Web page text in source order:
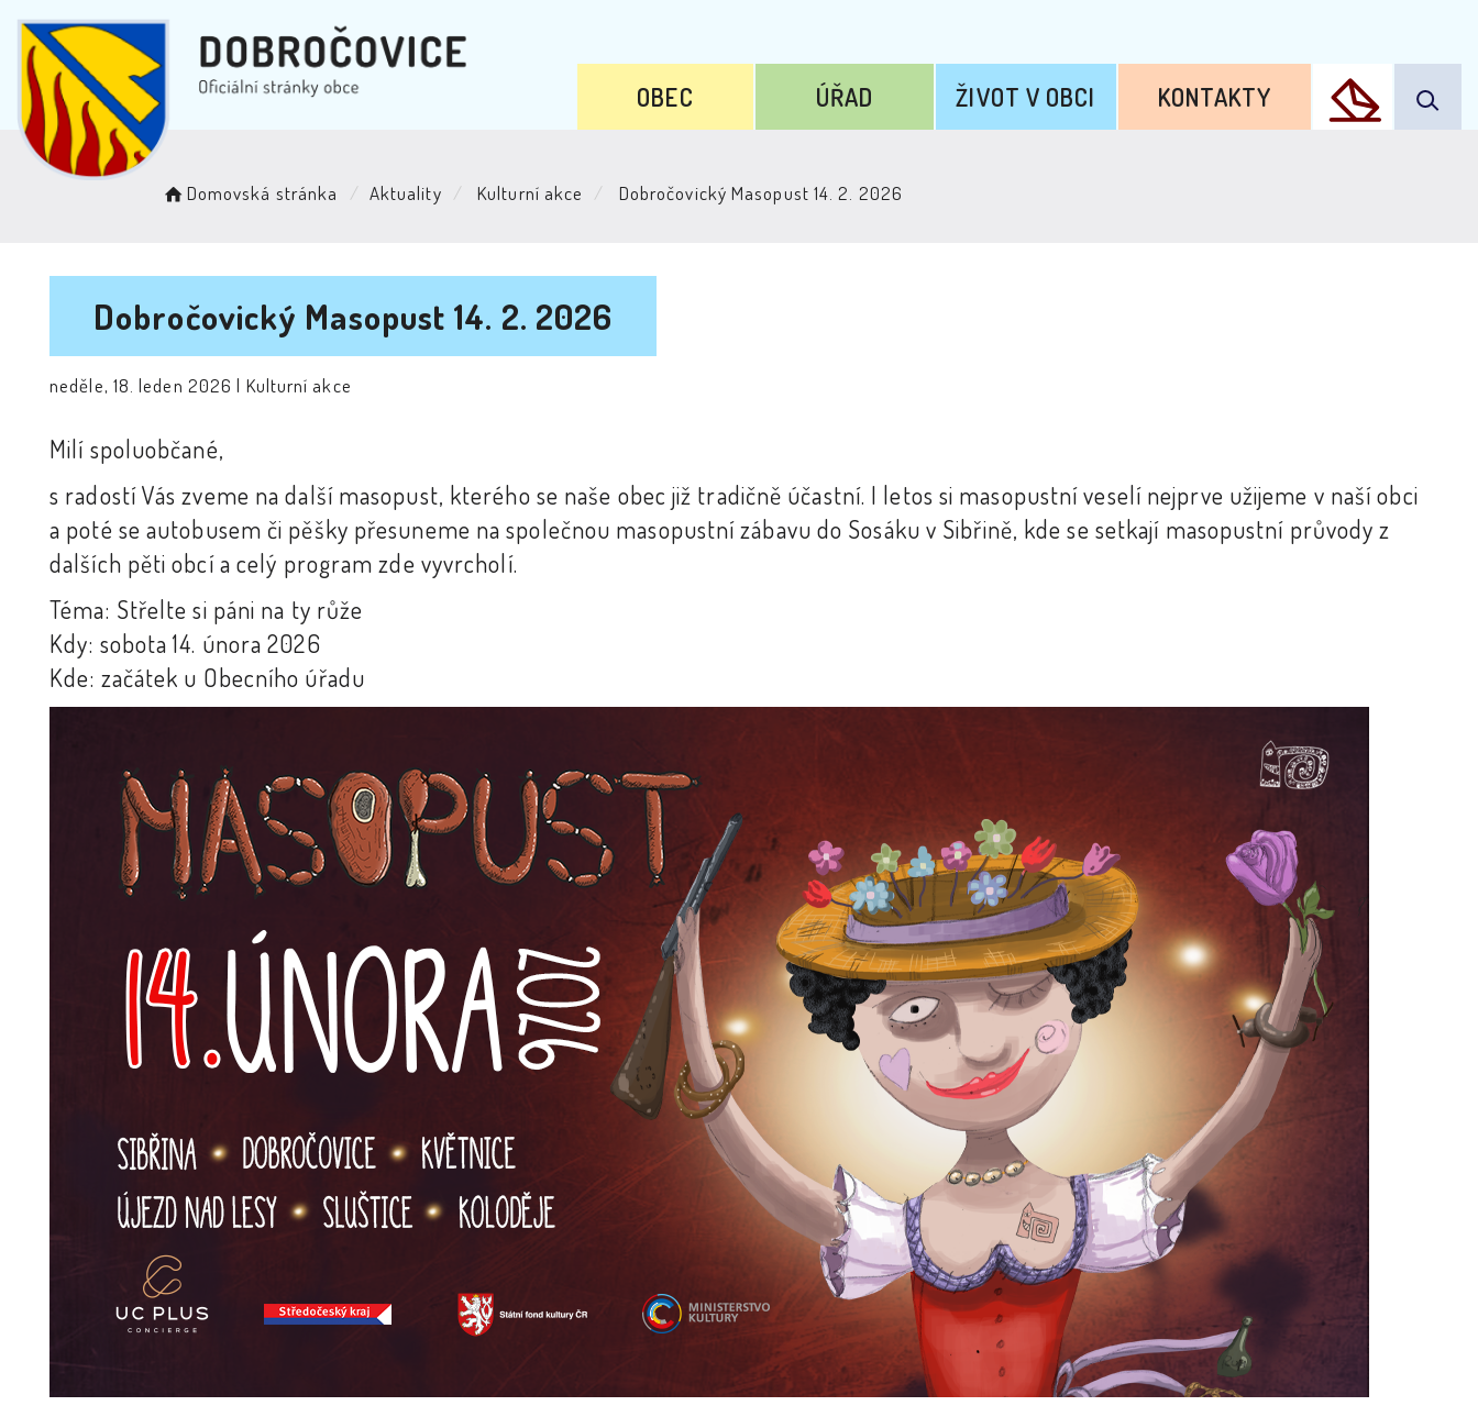
OBEC ÚŘAD ŽIVOT V OBCI KONTAKTY
Domovská stránka Aktuality Kulturní akce Dobročovický Masopust 14. 2. 2026
Dobročovický Masopust 14. 2. 2026
neděle, 18. leden 2026 | Kulturní akce
Milí spoluobčané,
s radostí Vás zveme na další masopust, kterého se naše obec již tradičně účastní. I letos si masopustní veselí nejprve užijeme v naší obci
a poté se autobusem či pěšky přesuneme na společnou masopustní zábavu do Sosáku v Sibřině, kde se setkají masopustní průvody z
dalších pěti obcí a celý program zde vyvrcholí.
Téma: Střelte si páni na ty růže
Kdy: sobota 14. února 2026
Kde: začátek u Obecního úřadu